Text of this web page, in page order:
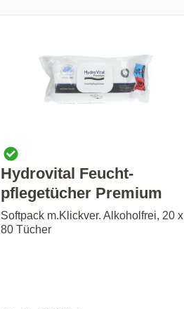
Hydrovital Feucht-
pflegetücher Premium
Softpack m.Klickver. Alkoholfrei, 20 x
80 Tücher